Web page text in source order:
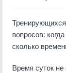
вопросов:
сколько
Время суток